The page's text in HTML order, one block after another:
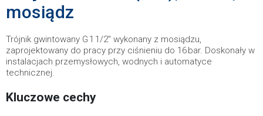
mosiądz
Trójnik gwintowany G 1 1/2" wykonany z mosiądzu,
zaprojektowany do pracy przy ciśnieniu do 16 bar. Doskonały w
instalacjach przemysłowych, wodnych i automatyce
technicznej.
Kluczowe cechy